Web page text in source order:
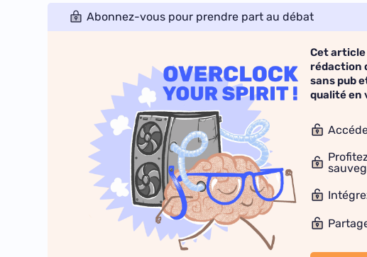
Abonnez-vous pour prendre part au débat
Cet article
rédaction
sans pub
qualité en